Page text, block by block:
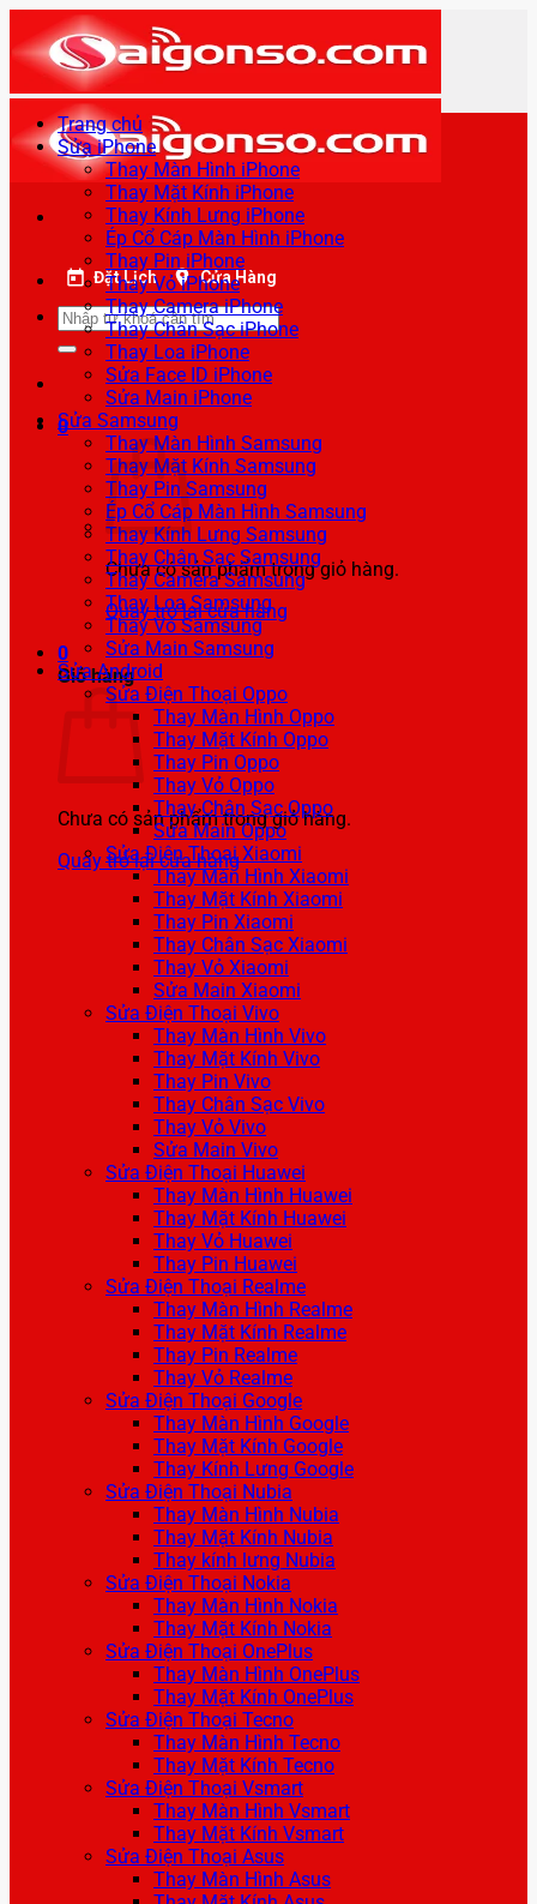
qua
nội
dung
Đặt Lịch Cửa Hàng
Tìm
kiếm:
0
Chưa có sản phẩm trong giỏ hàng.
Quay trở lại cửa hàng
0
Giỏ hàng
Chưa có sản phẩm trong giỏ hàng.
Quay trở lại cửa hàng
Trang chủ
Sửa iPhone
Thay Màn Hình iPhone
Thay Mặt Kính iPhone
Thay Kính Lưng iPhone
Ép Cổ Cáp Màn Hình iPhone
Thay Pin iPhone
Thay Vỏ iPhone
Thay Camera iPhone
Thay Chân Sạc iPhone
Thay Loa iPhone
Sửa Face ID iPhone
Sửa Main iPhone
Sửa Samsung
Thay Màn Hình Samsung
Thay Mặt Kính Samsung
Thay Pin Samsung
Ép Cổ Cáp Màn Hình Samsung
Thay Kính Lưng Samsung
Thay Chân Sạc Samsung
Thay Camera Samsung
Thay Loa Samsung
Thay Vỏ Samsung
Sửa Main Samsung
Sửa Android
Sửa Điện Thoại Oppo
Thay Màn Hình Oppo
Thay Mặt Kính Oppo
Thay Pin Oppo
Thay Vỏ Oppo
Thay Chân Sạc Oppo
Sửa Main Oppo
Sửa Điện Thoại Xiaomi
Thay Màn Hình Xiaomi
Thay Mặt Kính Xiaomi
Thay Pin Xiaomi
Thay Chân Sạc Xiaomi
Thay Vỏ Xiaomi
Sửa Main Xiaomi
Sửa Điện Thoại Vivo
Thay Màn Hình Vivo
Thay Mặt Kính Vivo
Thay Pin Vivo
Thay Chân Sạc Vivo
Thay Vỏ Vivo
Sửa Main Vivo
Sửa Điện Thoại Huawei
Thay Màn Hình Huawei
Thay Mặt Kính Huawei
Thay Vỏ Huawei
Thay Pin Huawei
Sửa Điện Thoại Realme
Thay Màn Hình Realme
Thay Mặt Kính Realme
Thay Pin Realme
Thay Vỏ Realme
Sửa Điện Thoại Google
Thay Màn Hình Google
Thay Mặt Kính Google
Thay Kính Lưng Google
Sửa Điện Thoại Nubia
Thay Màn Hình Nubia
Thay Mặt Kính Nubia
Thay kính lưng Nubia
Sửa Điện Thoại Nokia
Thay Màn Hình Nokia
Thay Mặt Kính Nokia
Sửa Điện Thoại OnePlus
Thay Màn Hình OnePlus
Thay Mặt Kính OnePlus
Sửa Điện Thoại Tecno
Thay Màn Hình Tecno
Thay Mặt Kính Tecno
Sửa Điện Thoại Vsmart
Thay Màn Hình Vsmart
Thay Mặt Kính Vsmart
Sửa Điện Thoại Asus
Thay Màn Hình Asus